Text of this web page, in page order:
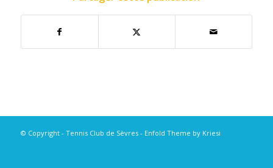
© Copyright - Tennis Club de Sèvres - Enfold Theme by Kriesi